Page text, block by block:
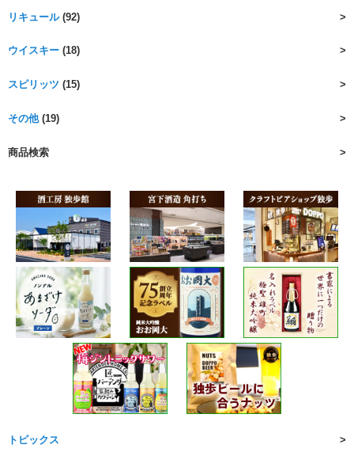
リキュール(92)
ウイスキー (18)
スピリッツ (15)
その他(19)
商品検索
トピックス